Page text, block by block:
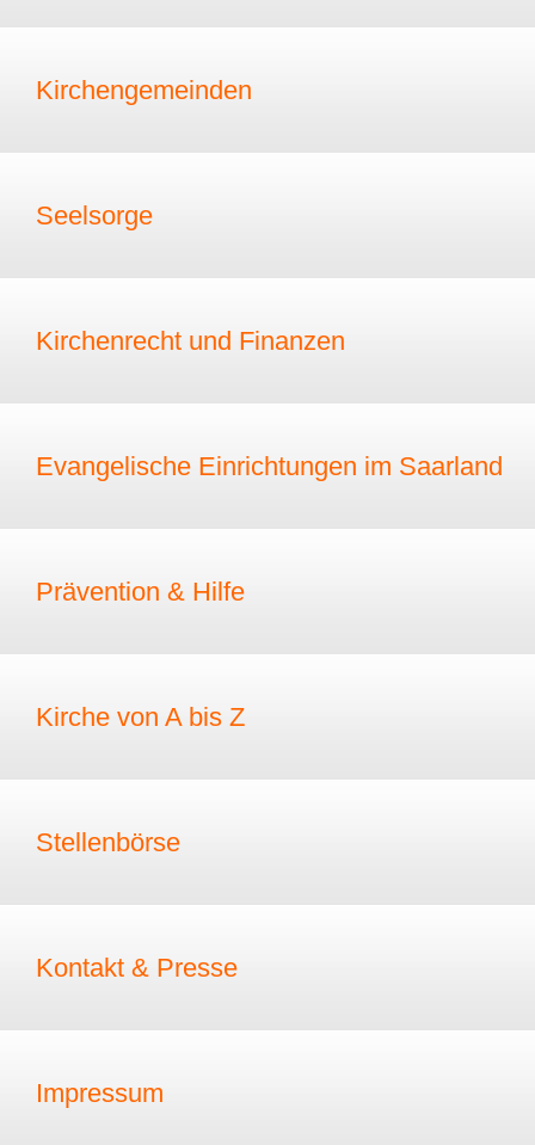
Kirchengemeinden
Seelsorge
Kirchenrecht und Finanzen
Evangelische Einrichtungen im Saarland
Prävention & Hilfe
Kirche von A bis Z
Stellenbörse
Kontakt & Presse
Impressum